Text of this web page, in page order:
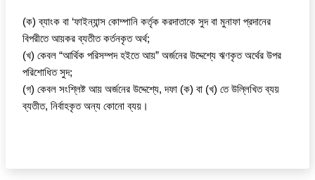
(ক) ব্যাংক বা ‘ফাইন্যান্স কোম্পানি কর্তৃক করদাতাকে সুদ বা মুনাফা প্রদানের
বিপরীতে আয়কর ব্যতীত কর্তনকৃত অর্থ;
(খ) কেবল “আর্থিক পরিসম্পদ হইতে আয়” অর্জনের উদ্দেশ্যে ঋণকৃত অর্থের উপর
পরিশোধিত সুদ;
(গ) কেবল সংশ্লিষ্ট আয় অর্জনের উদ্দেশ্যে, দফা (ক) বা (খ) তে উল্লিখিত ব্যয়
ব্যতীত, নির্বাহকৃত অন্য কোনো ব্যয়।